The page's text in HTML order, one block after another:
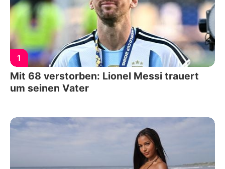
1
Mit 68 verstorben: Lionel Messi trauert
um seinen Vater